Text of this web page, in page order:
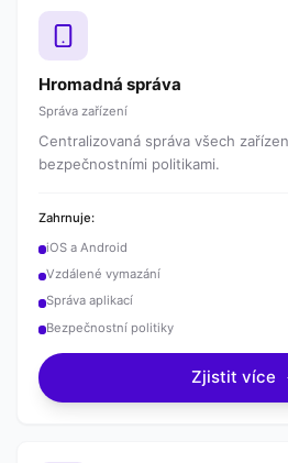
Hromadná správa
Správa zařízení
Centralizovaná správa všech
bezpečnostními politikami.
Zahrnuje:
iOS a Android
Vzdálené vymazání
Správa aplikací
Bezpečnostní politiky
Zjistit více